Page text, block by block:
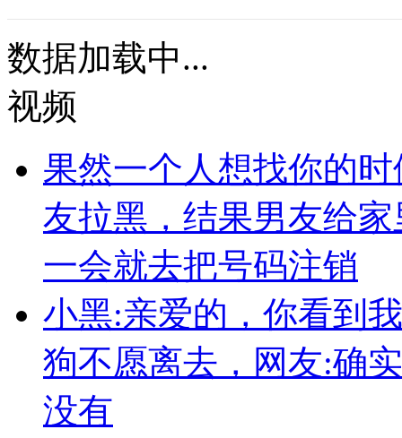
数据加载中...
视频
果然一个人想找你的
友拉黑，结果男友给
一会就去把号码注销
小黑:亲爱的，你看到
狗不愿离去，网友:确
没有